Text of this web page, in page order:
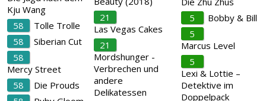
Kju Wang
58
Tolle Trolle
58
Siberian Cut
58
Mercy Street
58
Die Prouds
21
Las Vegas Cakes
21
Mordshunger -
Verbrechen und
andere
Delikatessen
5
Bobby & Bill
5
Marcus Level
5
Lexi & Lottie –
Detektive im
Doppelpack